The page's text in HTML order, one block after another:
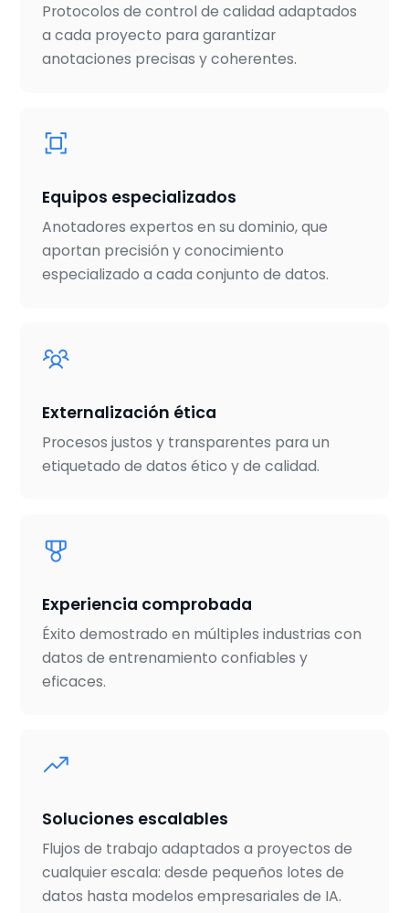
Protocolos de control de calidad adaptados
a cada proyecto para garantizar
anotaciones precisas y coherentes.
Equipos especializados
Anotadores expertos en su dominio, que
aportan precisión y conocimiento
especializado a cada conjunto de datos.
Externalización ética
Procesos justos y transparentes para un
etiquetado de datos ético y de calidad.
Experiencia comprobada
Éxito demostrado en múltiples industrias con
datos de entrenamiento confiables y
eficaces.
Soluciones escalables
Flujos de trabajo adaptados a proyectos de
cualquier escala: desde pequeños lotes de
datos hasta modelos empresariales de IA.